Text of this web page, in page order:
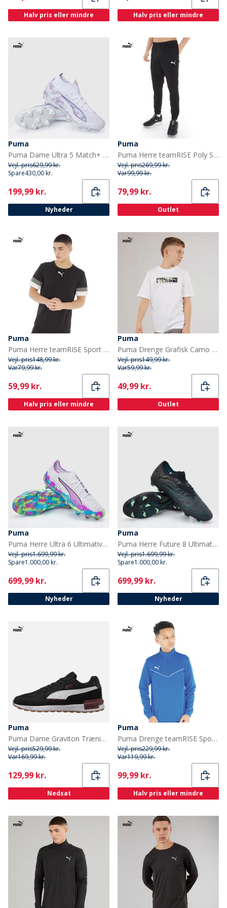
Halv pris eller mindre Halv pris eller mindre
Puma
Puma Dame Ultra 5 Match+ Brilliance FG/AG Fodboldstøvler til fast/kunstgræs Puma White
Vejl. pris629,99 kr.
Spare430,00 kr.
Current
199,99 kr.
Nyheder
Puma
Puma Herre teamRISE Poly Sport træningsbukser Sort
Vejl. pris269,99 kr.
Var99,99 kr.
Current
79,99 kr.
Outlet
Puma
Puma Herre teamRISE Sport træningstrøjer Sort
Vejl. pris148,99 kr.
Var79,99 kr.
Current
59,99 kr.
Halv pris eller mindre
Puma
Puma Drenge Grafisk Camo T-shirt Puma White
Vejl. pris149,99 kr.
Var59,99 kr.
Current
49,99 kr.
Outlet
Puma
Puma Herre Ultra 6 Ultimativ Brillians FG Fast Bund Fodboldstøvler Puma White
Vejl. pris1.699,99 kr.
Spare1.000,00 kr.
Current
699,99 kr.
Nyheder
Puma
Puma Herre Future 8 Ultimate Low FG Fast Ground Fodboldstøvler Puma Black
Vejl. pris1.699,99 kr.
Spare1.000,00 kr.
Current
699,99 kr.
Nyheder
Puma
Puma Dame Graviton Træningssko Puma Black
Vejl. pris529,99 kr.
Var169,99 kr.
Current
129,99 kr.
Nedsat
Puma
Puma Drenge teamRISE Sport træningstrøjer Blå
Vejl. pris229,99 kr.
Var119,99 kr.
Current
99,99 kr.
Halv pris eller mindre